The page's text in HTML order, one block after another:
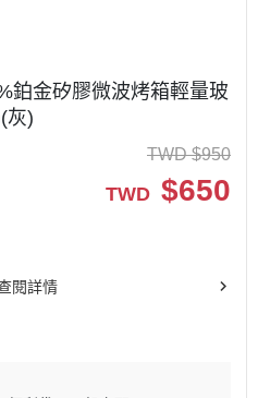
鉑金矽膠微波烤箱輕量玻
灰)
TWD $950
TWD $650
閱詳情